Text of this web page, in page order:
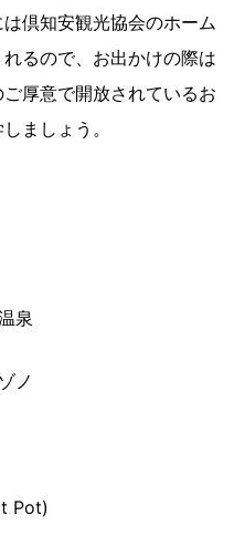
倶知安観光協会のホーム
るので、お出かけの際は
厚意で開放されているお
ましょう。
泉
ノ
Pot)